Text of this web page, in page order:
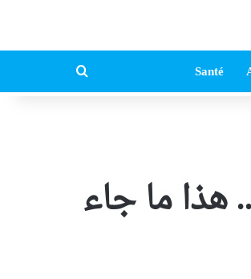
Santé بحث عن
هذا ما جاء